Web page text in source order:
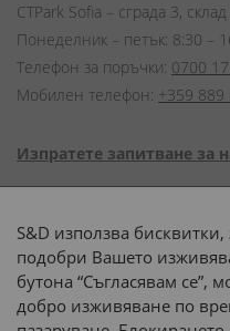
CTPark Sofia – сграда 3,
Понеделник – петък: 8:30 –
Телефон за поръчки: 0700
Мобилен телефон: +359 889
Изпратете запитване за
S&D използва
подобри Вашето
бутона “Съгласявам се”,
добро изживяване по